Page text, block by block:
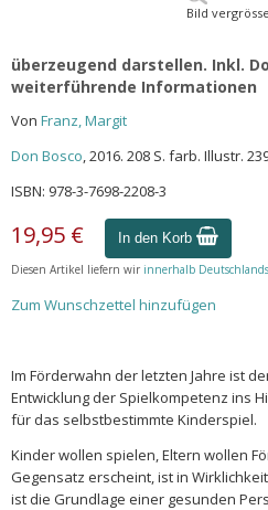
Bild
überzeugend darstellen. Inkl.
weiterführende Informationen
Von Franz, Margit
Don Bosco, 2016. 208 S. farb. Illustr.
ISBN: 978-3-7698-2208-3
19,95 € In den Korb
Diesen Artikel liefern wir innerhalb
Zum Wunschzettel hinzufügen
Im Förderwahn der letzten Jahre ist
Entwicklung der Spielkompetenz ins
für das selbstbestimmte Kinderspiel.
Kinder wollen spielen, Eltern wollen
Gegensatz erscheint, ist in
ist die Grundlage einer gesunden